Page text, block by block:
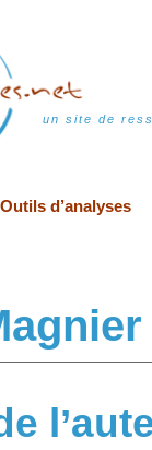
un site de
Outils d’analyses